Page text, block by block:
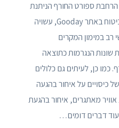
הרחבת ספורט החורף הניתנת
לרכישה מול רוב חברות הביטוח באתר Gooday, עשויה
במימון המקרים
שונות הנגרמות כתוצאה
כמו כן, לעיתים גם כלולים
כיסויים על איחור בהגעה
מאתגרים, איחור בהגעת
דברים דומים…